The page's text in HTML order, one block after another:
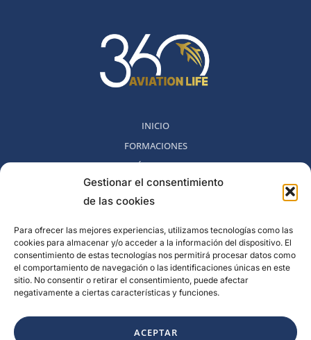
Gestionar el consentimiento
de las cookies
Para ofrecer las mejores experiencias, utilizamos tecnologías como las
cookies para almacenar y/o acceder a la información del dispositivo. El
consentimiento de estas tecnologías nos permitirá procesar datos como
el comportamiento de navegación o las identificaciones únicas en este
sitio. No consentir o retirar el consentimiento, puede afectar
negativamente a ciertas características y funciones.
ACEPTAR
INICIO
FORMACIONES
MÉTODO 360
COMUNIDAD
NOSOTROS
BLOG
CONTACTO
POLITICA DE DESESTIMIENTO